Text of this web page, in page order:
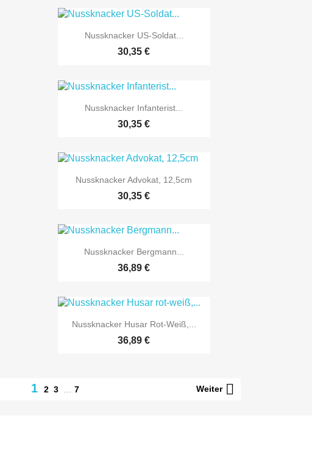
 Vorschau
Nussknacker US-Soldat...
30,35 €
 Vorschau
Nussknacker Infanterist...
30,35 €
 Vorschau
Nussknacker Advokat, 12,5cm
30,35 €
 Vorschau
Nussknacker Bergmann...
36,89 €
 Vorschau
Nussknacker Husar Rot-Weiß,...
36,89 €
1 2 3 7 Weiter 